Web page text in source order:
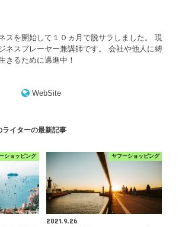
スを開始して１０ヵ月で脱サラしました。 現
ネスプレーヤー兼講師です。 会社や他人に縛
きるために邁進中！
WebSite
ライターの最新記事
ショッピング ヤフーショッピング
2021.9.26